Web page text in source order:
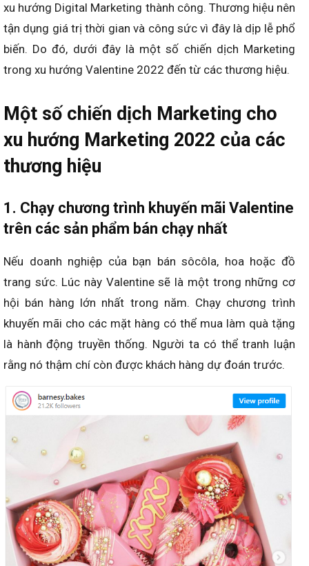
xu hướng Digital Marketing thành công. Thương hiệu nên
tận dụng giá trị thời gian và công sức vì đây là dịp lễ phổ
biến. Do đó, dưới đây là một số chiến dịch Marketing
trong xu hướng Valentine 2022 đến từ các thương hiệu.
Một số chiến dịch Marketing cho
xu hướng Marketing 2022 của các
thương hiệu
1. Chạy chương trình khuyến mãi Valentine
trên các sản phẩm bán chạy nhất
Nếu doanh nghiệp của bạn bán sôcôla, hoa hoặc đồ
trang sức. Lúc này Valentine sẽ là một trong những cơ
hội bán hàng lớn nhất trong năm. Chạy chương trình
khuyến mãi cho các mặt hàng có thể mua làm quà tặng
là hành động truyền thống. Người ta có thể tranh luận
rằng nó thậm chí còn được khách hàng dự đoán trước.